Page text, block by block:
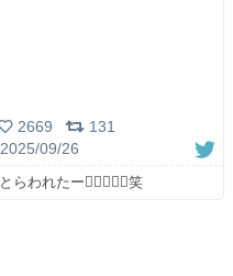
2669
131
2025/09/26
とらわれたー✋🏻🙄🤚🏻笑